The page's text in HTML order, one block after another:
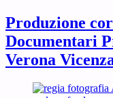
Produzione
Documentari
Verona